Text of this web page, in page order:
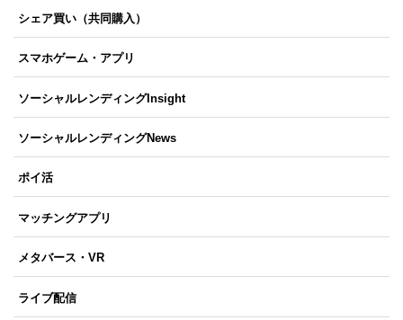
シェア買い（共同購入）
スマホゲーム・アプリ
ソーシャルレンディングInsight
ソーシャルレンディングNews
ポイ活
マッチングアプリ
メタバース・VR
ライブ配信